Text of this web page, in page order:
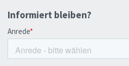
Informiert bleiben?